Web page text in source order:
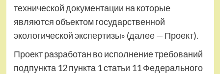
технической документации на которые
являются объектом государственной
экологической экспертизы» (далее — Проект).
Проект разработан во исполнение требований
подпункта 12 пункта 1 статьи 11 Федерального